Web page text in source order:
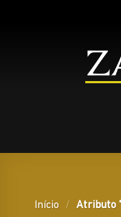
Início / Atributo